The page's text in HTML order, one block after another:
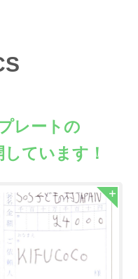
レートの
ています！